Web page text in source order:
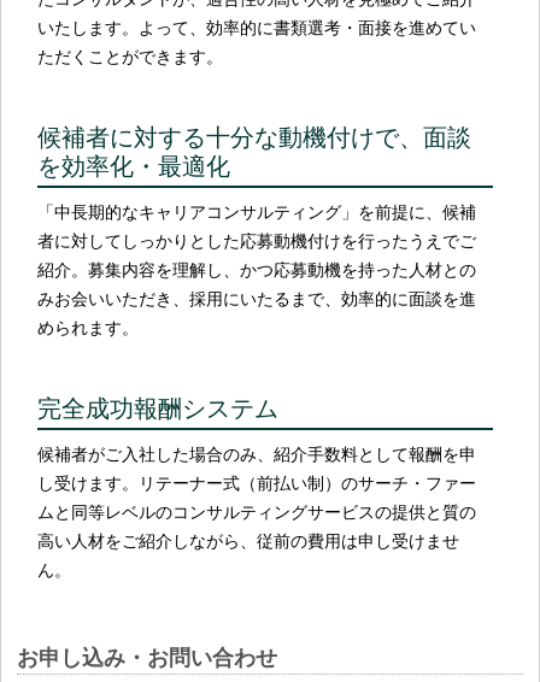
いたします。よって、効率的に書類選考・面接を進めてい
ただくことができます。
候補者に対する十分な動機付けで、面談
を効率化・最適化
「中長期的なキャリアコンサルティング」を前提に、候補
者に対してしっかりとした応募動機付けを行ったうえでご
紹介。募集内容を理解し、かつ応募動機を持った人材との
みお会いいただき、採用にいたるまで、効率的に面談を進
められます。
完全成功報酬システム
候補者がご入社した場合のみ、紹介手数料として報酬を申
し受けます。リテーナー式（前払い制）のサーチ・ファー
ムと同等レベルのコンサルティングサービスの提供と質の
高い人材をご紹介しながら、従前の費用は申し受けませ
ん。
お申し込み・お問い合わせ